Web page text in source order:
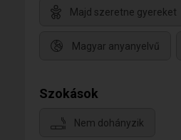
Majd szeretne gyereket
Magyar anyanyelvű
Szokások
Nem dohányzik